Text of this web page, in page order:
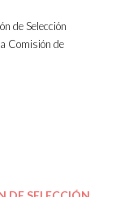
de Selección
Comisión de